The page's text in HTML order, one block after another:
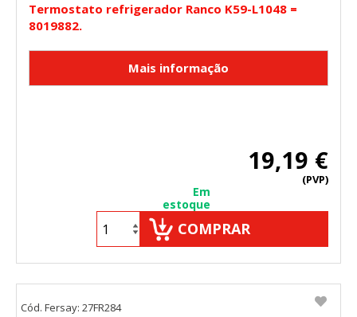
Termostato refrigerador Ranco K59-L1048 =
8019882.
19,19 €
(PVP)
Em
estoque
COMPRAR
Cód. Fersay: 27FR284